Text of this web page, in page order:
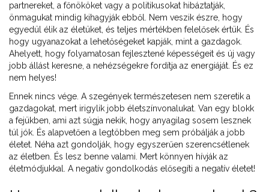
partnereket, a főnököket vagy a politikusokat hibáztatják,
önmagukat mindig kihagyják ebből. Nem veszik észre, hogy
egyedül élik az életüket, és teljes mértékben felelősek értük. És
hogy ugyanazokat a lehetőségeket kapják, mint a gazdagok.
Ahelyett, hogy folyamatosan fejlesztené képességeit és új vagy
jobb állást keresne, a nehézségekre fordítja az energiáját. És ez
nem helyes!
Ennek nincs vége. A szegények természetesen nem szeretik a
gazdagokat, mert irigylik jobb életszínvonalukat. Van egy blokk
a fejükben, ami azt súgja nekik, hogy anyagilag sosem lesznek
túl jók. És alapvetően a legtöbben meg sem próbálják a jobb
életet. Néha azt gondolják, hogy egyszerűen szerencsétlenek
az életben. És lesz benne valami. Mert könnyen hívják az
életmódjukkal. A negatív gondolkodás elősegíti a negatív életet!